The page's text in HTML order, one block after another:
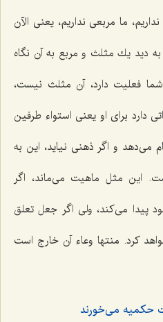
ما مربعى نداریم، یعنى الآن
دید یك مثلث و مربع به آن نگاه
فعلیت دارد، آن مثلث نیست،
دارد براى او یعنى استواء طرفین
مى‌دهد و اگر ذهنى نیاید، این به
این مثل ماهیت مى‌ماند، اگر
پیدا مى‌كند، ولى اگر جعل تعلق
كرد. منتها وعاء آن خارج است
حكمیه مى‌خورند